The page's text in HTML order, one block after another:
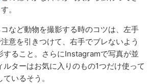
。
など動物を撮影する時のコツは、左手
意を引きつけて、右手でブレないよう
すること。さらにInstagramで写真が並
ターはお気に入りのもの1つだけ使って
いるそう。